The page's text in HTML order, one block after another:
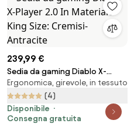
239,99 €
Sedia da gaming Diablo X-
Player 2.0 In Materiale King Size:
Cremisi-Antracite
Ergonomica, girevole, in tessuto
(4)
Disponibile
Consegna gratuita